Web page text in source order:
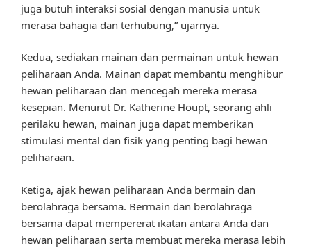
juga butuh interaksi sosial dengan manusia untuk
merasa bahagia dan terhubung,” ujarnya.
Kedua, sediakan mainan dan permainan untuk hewan
peliharaan Anda. Mainan dapat membantu menghibur
hewan peliharaan dan mencegah mereka merasa
kesepian. Menurut Dr. Katherine Houpt, seorang ahli
perilaku hewan, mainan juga dapat memberikan
stimulasi mental dan fisik yang penting bagi hewan
peliharaan.
Ketiga, ajak hewan peliharaan Anda bermain dan
berolahraga bersama. Bermain dan berolahraga
bersama dapat mempererat ikatan antara Anda dan
hewan peliharaan serta membuat mereka merasa lebih